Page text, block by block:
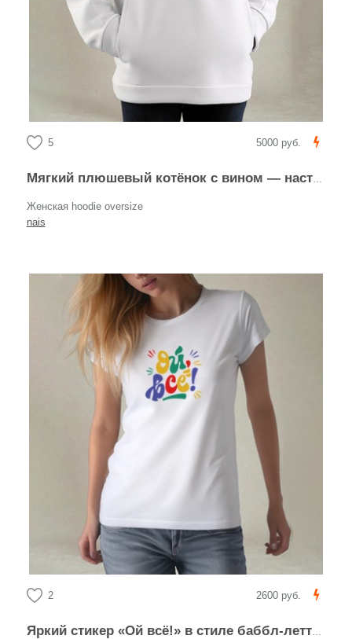
5 5000 руб.
Мягкий плюшевый котёнок с вином — настроение выходных
Женская hoodie oversize
nais
2 2600 руб.
Яркий стикер «Ой всё!» в стиле баббл-леттеринг